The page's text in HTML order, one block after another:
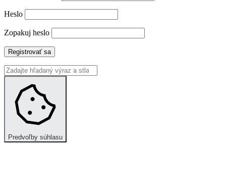
Heslo
Zopakuj heslo
Registrovať sa
Predvoľby súhlasu